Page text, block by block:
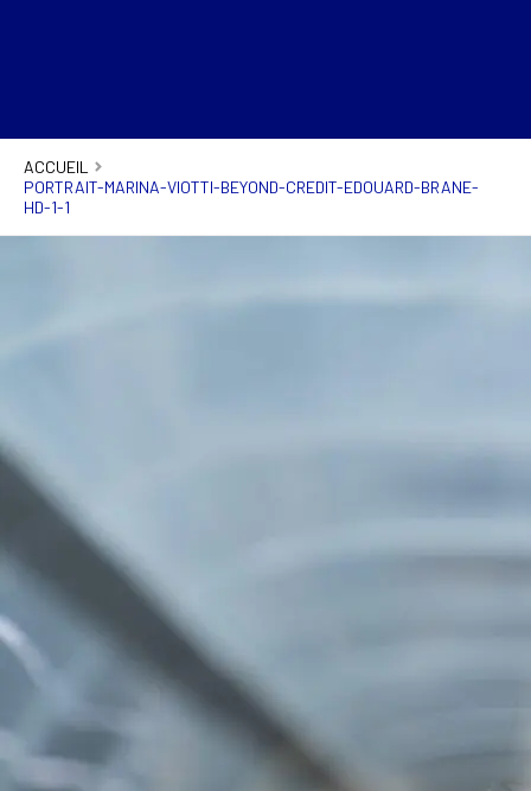
ACCUEIL
PORTRAIT-MARINA-VIOTTI-BEYOND-CREDIT-EDOUARD-BRANE-
HD-1-1